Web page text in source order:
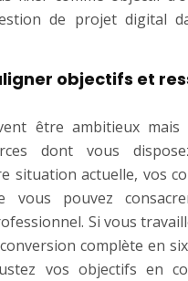
de projet digital
objectifs et
être ambitieux mais
dont vous
situation actuelle, vos
vous pouvez
Si vous
complète en
vos objectifs en